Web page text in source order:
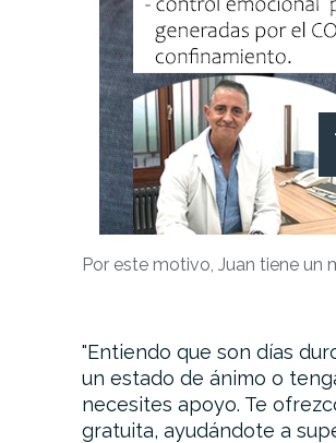
Por este motivo, Juan tiene un
Entiendo que son días
un estado de ánimo o
necesites apoyo. Te
gratuita, ayudándote a